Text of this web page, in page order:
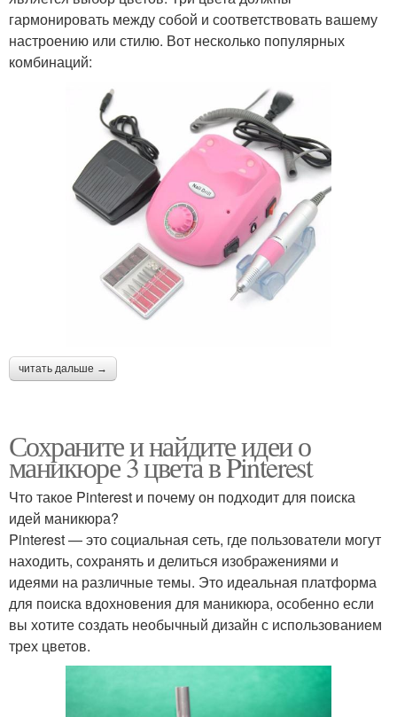
гармонировать между собой и соответствовать вашему
настроению или стилю. Вот несколько популярных
комбинаций:
читать дальше →
Сохраните и найдите идеи о
маникюре 3 цвета в Pinterest
Что такое Pinterest и почему он подходит для поиска
идей маникюра?
Pinterest — это социальная сеть, где пользователи могут
находить, сохранять и делиться изображениями и
идеями на различные темы. Это идеальная платформа
для поиска вдохновения для маникюра, особенно если
вы хотите создать необычный дизайн с использованием
трех цветов.